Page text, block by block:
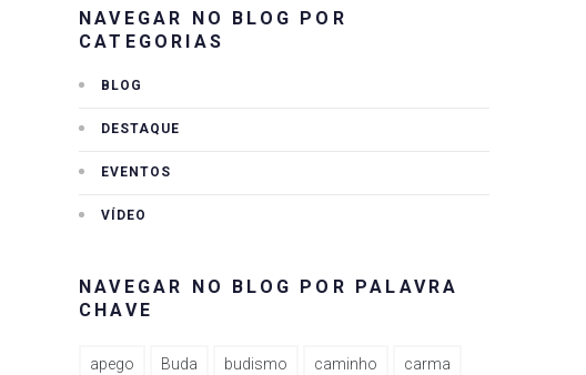
NAVEGAR NO BLOG POR
CATEGORIAS
BLOG
DESTAQUE
EVENTOS
VÍDEO
NAVEGAR NO BLOG POR PALAVRA
CHAVE
apego Buda budismo caminho carma